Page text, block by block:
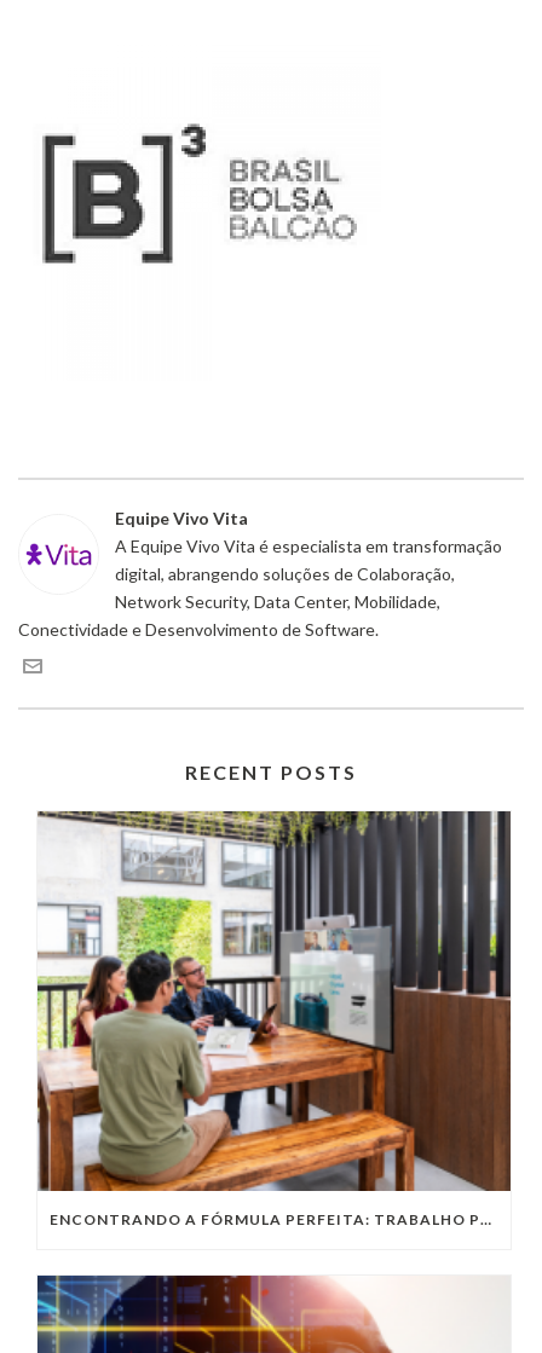
Equipe Vivo Vita
A Equipe Vivo Vita é especialista em transformação
digital, abrangendo soluções de Colaboração,
Network Security, Data Center, Mobilidade,
Conectividade e Desenvolvimento de Software.
RECENT POSTS
ENCONTRANDO A FÓRMULA PERFEITA: TRABALHO PRESENCIAL, HOME OFFICE OU TRABALHO HÍBRIDO?